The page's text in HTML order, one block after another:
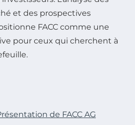
et des prospectives
FACC comme une
pour ceux qui cherchent à
de FACC AG